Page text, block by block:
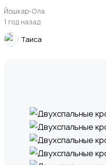
Йошкар-Ола
1 год назад
Таиса